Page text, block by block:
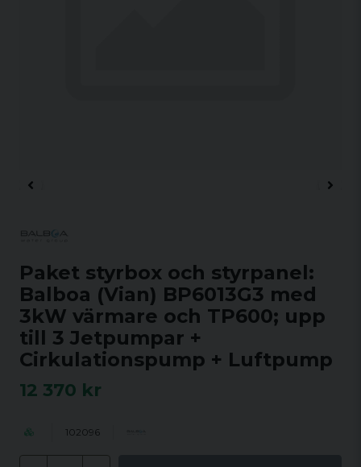
Paket styrbox och styrpanel:
Balboa (Vian) BP6013G3 med
3kW värmare och TP600; upp
till 3 Jetpumpar +
Cirkulationspump + Luftpump
12 370 kr
102096